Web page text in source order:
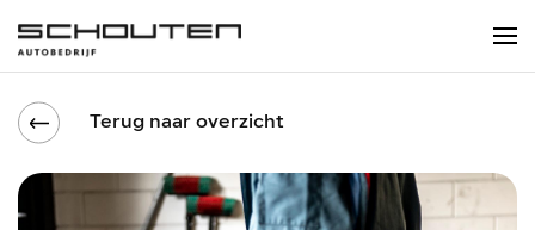
Terug naar overzicht